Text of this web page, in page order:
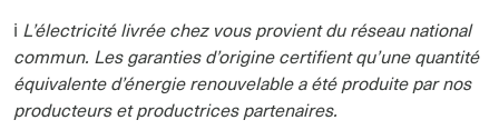
ℹ️ L’électricité livrée chez vous provient du réseau national
commun. Les garanties d’origine certifient qu’une quantité
équivalente d’énergie renouvelable a été produite par nos
producteurs et productrices partenaires.